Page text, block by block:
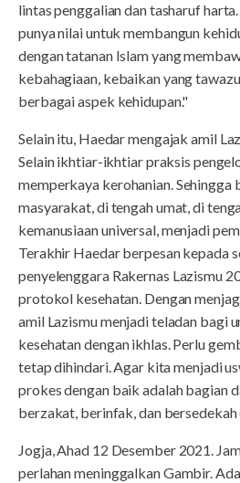
lintas penggalian dan tasharuf
punya nilai untuk membangun
dengan tatanan Islam yang
kebahagiaan, kebaikan yang
berbagai aspek kehidupan."
Selain itu, Haedar mengajak amil
Selain ikhtiar-ikhtiar praksis
memperkaya kerohanian. Sehingga
masyarakat, di tengah umat, di
kemanusiaan universal, menjadi
Terakhir Haedar berpesan kepada
penyelenggara Rakernas Lazismu
protokol kesehatan. Dengan
amil Lazismu menjadi teladan bagi
kesehatan dengan ikhlas. Perlu
tetap dihindari. Agar kita menjadi
prokes dengan baik adalah bagian
berzakat, berinfak, dan bersedekah
Jogja, Ahad 12 Desember 2021.
perlahan meninggalkan Gambir.